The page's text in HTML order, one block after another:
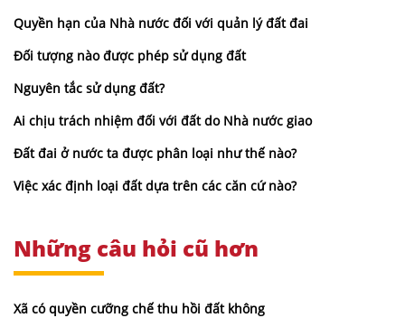
Quyền hạn của Nhà nước đối với quản lý đất đai
Đối tượng nào được phép sử dụng đất
Nguyên tắc sử dụng đất?
Ai chịu trách nhiệm đối với đất do Nhà nước giao
Đất đai ở nước ta được phân loại như thế nào?
Việc xác định loại đất dựa trên các căn cứ nào?
Những câu hỏi cũ hơn
Xã có quyền cưỡng chế thu hồi đất không